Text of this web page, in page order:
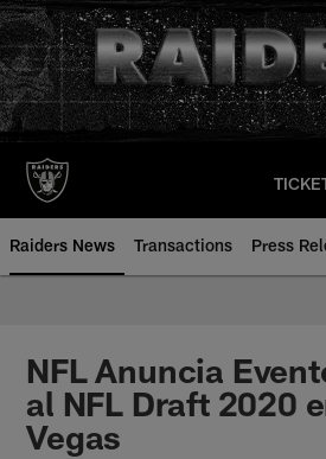
Skip
to
main
content
Raiders News Transactions Press
NFL Anuncia
al NFL Draft 2020
Vegas